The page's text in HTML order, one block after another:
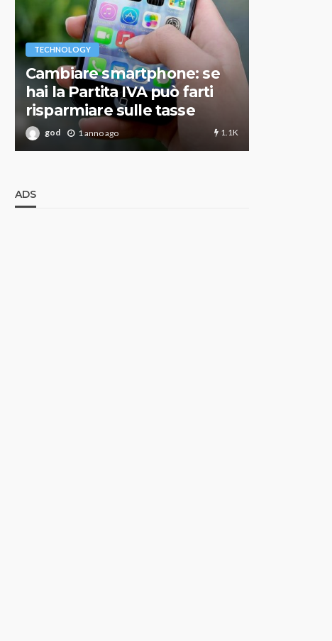
TECHNOLOGY
Cambiare smartphone: se
hai la Partita IVA può farti
risparmiare sulle tasse
god 1 anno ago 1.1K
ADS